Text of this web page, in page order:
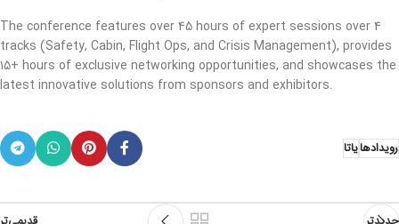
The conference features over 45 hours of expert sessions over 4
tracks (Safety, Cabin, Flight Ops, and Crisis Management), provides
15+ hours of exclusive networking opportunities, and showcases the
latest innovative solutions from sponsors and exhibitors.
رویدادهایاتا